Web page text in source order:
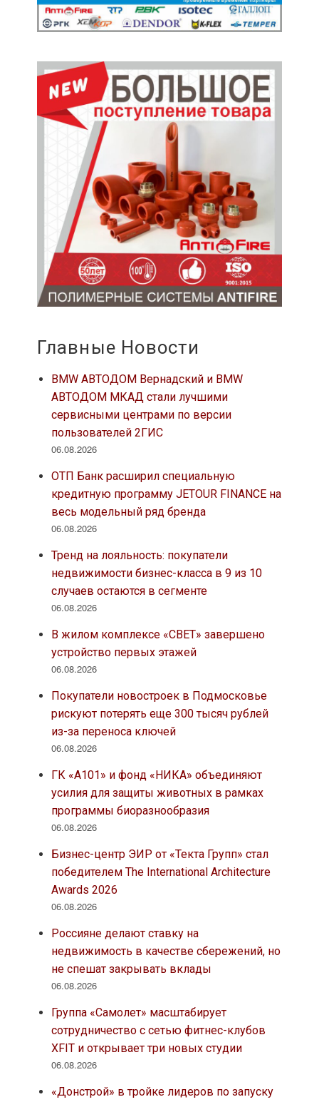
Главные Новости
BMW АВТОДОМ Вернадский и BMW
АВТОДОМ МКАД стали лучшими
сервисными центрами по версии
пользователей 2ГИС
06.08.2026
ОТП Банк расширил специальную
кредитную программу JETOUR FINANCE на
весь модельный ряд бренда
06.08.2026
Тренд на лояльность: покупатели
недвижимости бизнес-класса в 9 из 10
случаев остаются в сегменте
06.08.2026
В жилом комплексе «СВЕТ» завершено
устройство первых этажей
06.08.2026
Покупатели новостроек в Подмосковье
рискуют потерять еще 300 тысяч рублей
из-за переноса ключей
06.08.2026
ГК «А101» и фонд «НИКА» объединяют
усилия для защиты животных в рамках
программы биоразнообразия
06.08.2026
Бизнес-центр ЭИР от «Текта Групп» стал
победителем The International Architecture
Awards 2026
06.08.2026
Россияне делают ставку на
недвижимость в качестве сбережений, но
не спешат закрывать вклады
06.08.2026
Группа «Самолет» масштабирует
сотрудничество с сетью фитнес-клубов
XFIT и открывает три новых студии
06.08.2026
«Донстрой» в тройке лидеров по запуску